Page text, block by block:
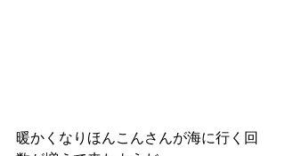
暖かくなりほんこんさんが海に行く回